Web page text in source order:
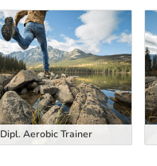
Dipl. Aerobic Trainer